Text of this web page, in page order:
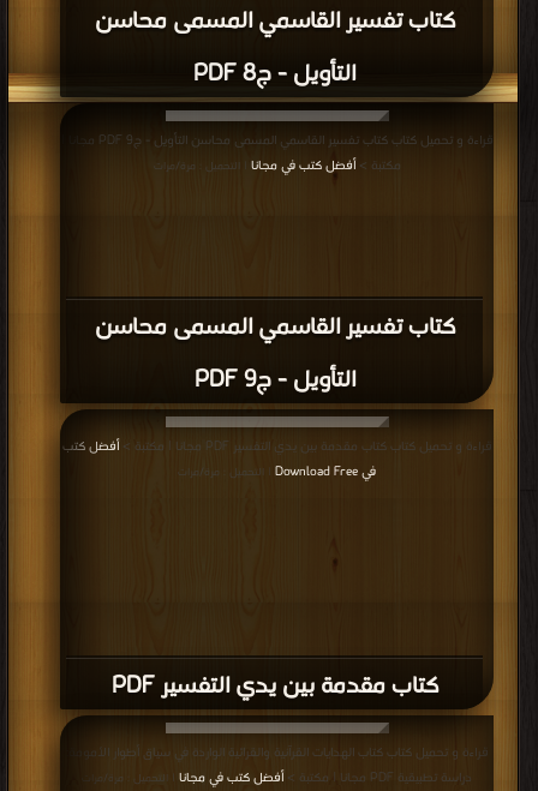
كتاب تفسير القاسمي المسمى محاسن
التأويل - ج8 PDF
كتاب تفسير القاسمي المسمى محاسن
التأويل - ج9 PDF
قراءة و تحميل كتاب كتاب تفسير القاسمي المسمى محاسن التأويل - ج9 PDF مجانا |
مكتبة >أفضل كتب في مجانا | التحميل : مرة/مرات
كتاب مقدمة بين يدي التفسير PDF
قراءة و تحميل كتاب كتاب مقدمة بين يدي التفسير PDF مجانا | مكتبة >
أفضل كتب
في Download Free
| التحميل : مرة/مرات
قراءة و تحميل كتاب كتاب الهدايات القرآنية والقرائية الواردة في سياق أطوار الأمومة:
دراسة تطبيقية PDF مجانا | مكتبة >
أفضل كتب في مجانا | التحميل : مرة/مرات